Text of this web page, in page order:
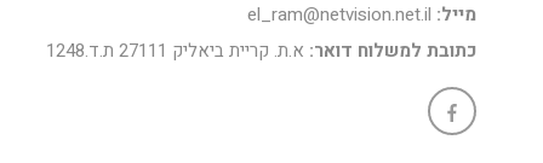
מייל:
כתובת למשלוח דואר: א.ת. קריית ביאליק 27111 ת.ד.1248